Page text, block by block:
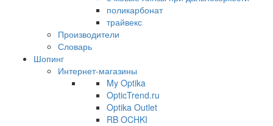
поликарбонат
трайвекс
Производители
Словарь
Шопинг
Интернет-магазины
My Optika
OpticTrend.ru
Optika Outlet
RB OCHKI